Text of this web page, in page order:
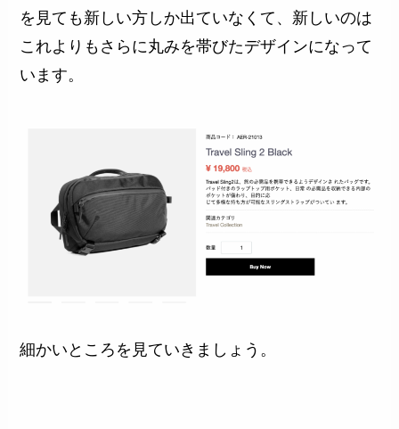
を見ても新しい方しか出ていなくて、新しいのは
これよりもさらに丸みを帯びたデザインになって
います。
細かいところを見ていきましょう。